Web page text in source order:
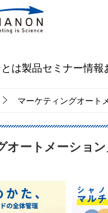
は製品セミナー情報
マーケティングオート
オートメーショ